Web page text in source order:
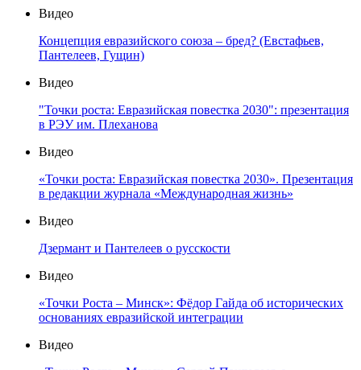
Видео
Концепция евразийского союза – бред? (Евстафьев,
Пантелеев, Гущин)
Видео
"Точки роста: Евразийская повестка 2030": презентация
в РЭУ им. Плеханова
Видео
«Точки роста: Евразийская повестка 2030». Презентация
в редакции журнала «Международная жизнь»
Видео
Дзермант и Пантелеев о русскости
Видео
«Точки Роста – Минск»: Фёдор Гайда об исторических
основаниях евразийской интеграции
Видео